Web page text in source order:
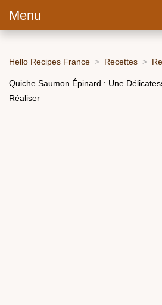
Menu
Hello Recipes France Recettes
Quiche Saumon Épinard : Une
Réaliser